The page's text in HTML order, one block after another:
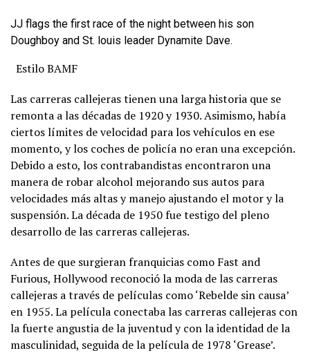
JJ flags the first race of the night between his son
Doughboy and St. louis leader Dynamite Dave.
Estilo BAMF
Las carreras callejeras tienen una larga historia que se
remonta a las décadas de 1920 y 1930. Asimismo, había
ciertos límites de velocidad para los vehículos en ese
momento, y los coches de policía no eran una excepción.
Debido a esto, los contrabandistas encontraron una
manera de robar alcohol mejorando sus autos para
velocidades más altas y manejo ajustando el motor y la
suspensión. La década de 1950 fue testigo del pleno
desarrollo de las carreras callejeras.
Antes de que surgieran franquicias como Fast and
Furious, Hollywood reconoció la moda de las carreras
callejeras a través de películas como ‘Rebelde sin causa’
en 1955. La película conectaba las carreras callejeras con
la fuerte angustia de la juventud y con la identidad de la
masculinidad, seguida de la película de 1978 ‘Grease’.